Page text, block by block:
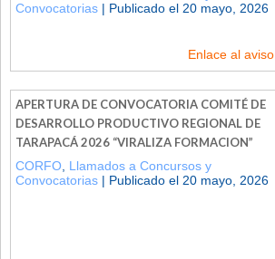
Convocatorias | Publicado el 20 mayo, 2026
Enlace al aviso
APERTURA DE CONVOCATORIA COMITÉ DE
DESARROLLO PRODUCTIVO REGIONAL DE
TARAPACÁ 2026 “VIRALIZA FORMACION”
CORFO Llamados a Concursos y
Convocatorias | Publicado el 20 mayo, 2026